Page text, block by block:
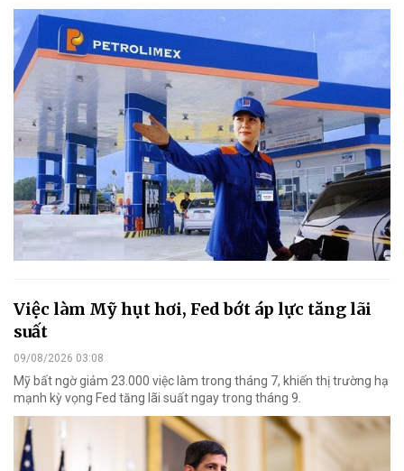
Việc làm Mỹ hụt hơi, Fed bớt áp lực tăng lãi
suất
09/08/2026 03:08
Mỹ bất ngờ giảm 23.000 việc làm trong tháng 7, khiến thị trường hạ
mạnh kỳ vọng Fed tăng lãi suất ngay trong tháng 9.